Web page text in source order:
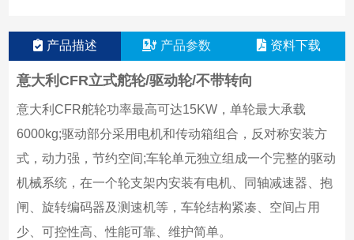
产品描述 产品参数 资料下载
意大利CFR立式舵轮/驱动轮/不带转向
意大利CFR舵轮功率最高可达15KW，单轮最大承载
6000kg;驱动部分采用电机和传动箱组合，反对称安装方
式，动力强，节约空间;车轮单元独立组成一个完整的驱动
机械系统，在一个轮支架内安装有电机、同轴减速器、抱
闸、旋转编码器及测速机等，车轮结构紧凑、空间占用
少、可控性高、性能可靠、维护简单。